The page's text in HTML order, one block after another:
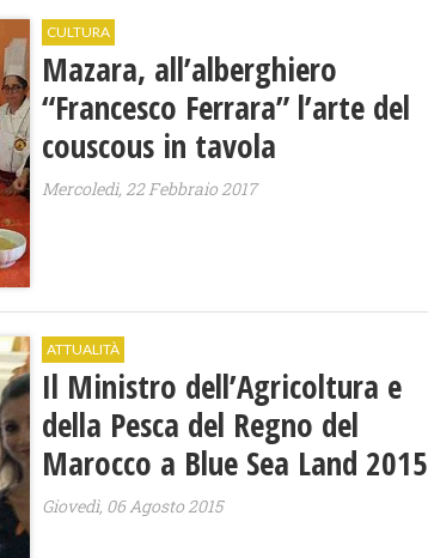
CULTURA
Mazara, all’alberghiero
“Francesco Ferrara” l’arte del
couscous in tavola
Mercoledì, 22 Febbraio 2017
ATTUALITÀ
Il Ministro dell’Agricoltura e
della Pesca del Regno del
Marocco a Blue Sea Land 2015
Giovedì, 06 Agosto 2015